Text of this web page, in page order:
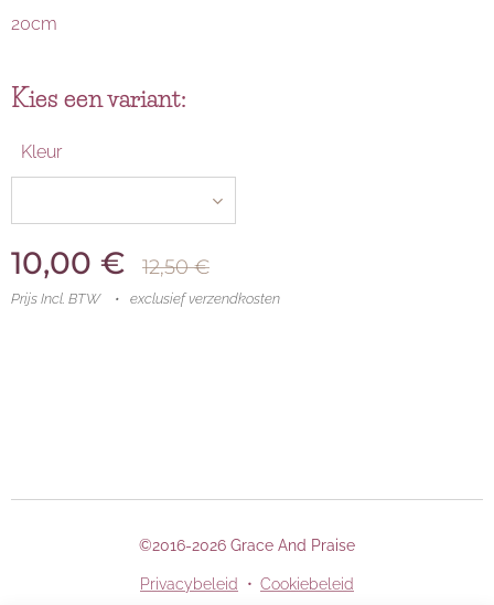
20cm
Kies een variant:
Kleur
10,00 € 12,50€
Prijs Incl. BTW exclusief verzendkosten
©2016-2026 Grace And Praise
Privacybeleid Cookiebeleid